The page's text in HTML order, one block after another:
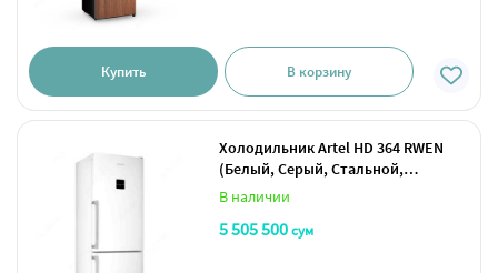
Купить В корзину
Холодильник Artel HD 364 RWEN
(Белый, Серый, Стальной,
Красный, Зеленый)
В наличии
5 505 500сум